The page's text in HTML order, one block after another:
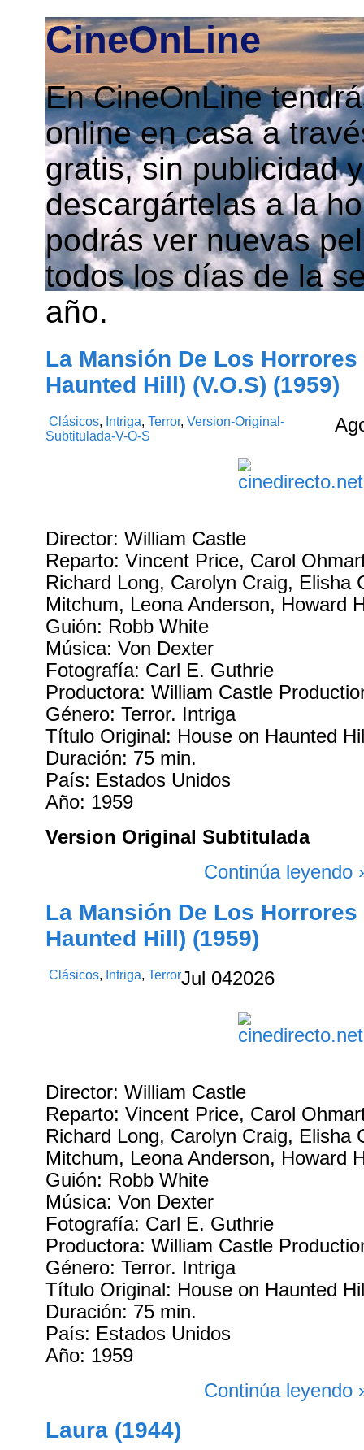
CineOnLine
En CineOnLine
online en casa a
gratis, sin publicidad
descargártelas a la
podrás ver nuevas
todos los días de la
año.
La Mansión De Los Horrores
Haunted Hill) (V.O.S) (1959)
Clásicos, Intriga,Terror,Version-Original-
Subtitulada-V-O-S
Director: William Castle
Reparto: Vincent Price, Carol
Richard Long, Carolyn Craig, Elisha
Mitchum, Leona Anderson, Howard
Guión: Robb White
Música: Von Dexter
Fotografía: Carl E. Guthrie
Productora: William Castle
Género: Terror. Intriga
Título Original: House on Haunted
Duración: 75 min.
País: Estados Unidos
Año: 1959
Version Original Subtitulada
Continúa leyendo
La Mansión De Los Horrores
Haunted Hill) (1959)
Clásicos, Intriga,TerrorJul 042026
Director: William Castle
Reparto: Vincent Price, Carol
Richard Long, Carolyn Craig, Elisha
Mitchum, Leona Anderson, Howard
Guión: Robb White
Música: Von Dexter
Fotografía: Carl E. Guthrie
Productora: William Castle
Género: Terror. Intriga
Título Original: House on Haunted
Duración: 75 min.
País: Estados Unidos
Año: 1959
Continúa leyendo
Laura (1944)